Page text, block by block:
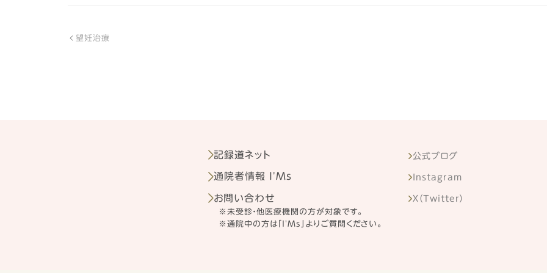
望妊治療
記録道ネット
通院者情報 I'Ms
お問い合わせ
※未受診・他医療機関の方が対象です。
※通院中の方は「I'Ms」よりご質問ください。
公式ブログ
Instagram
X（Twitter）